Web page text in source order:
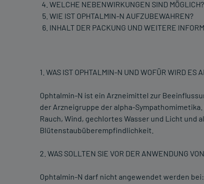
WELCHE NEBENWIRKUNGEN SIND MÖGLICH?
WIE IST OPHTALMIN-N AUFZUBEWAHREN?
INHALT DER PACKUNG UND WEITERE
1. WAS IST OPHTALMIN-N UND WOFÜR WIRD ES
Ophtalmin-N ist ein Arzneimittel zur
der Arzneigruppe der alpha-
Rauch, Wind, gechlortes Wasser und Licht und
Blütenstaubüberempfindlichkeit.
2. WAS SOLLTEN SIE VOR DER ANWENDUNG
Ophtalmin-N darf nicht angewendet werden bei: